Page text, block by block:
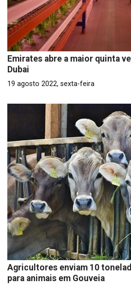
Emirates abre a maior quinta
Dubai
19 agosto 2022, sexta-feira
Agricultores enviam 10
para animais em Gouveia